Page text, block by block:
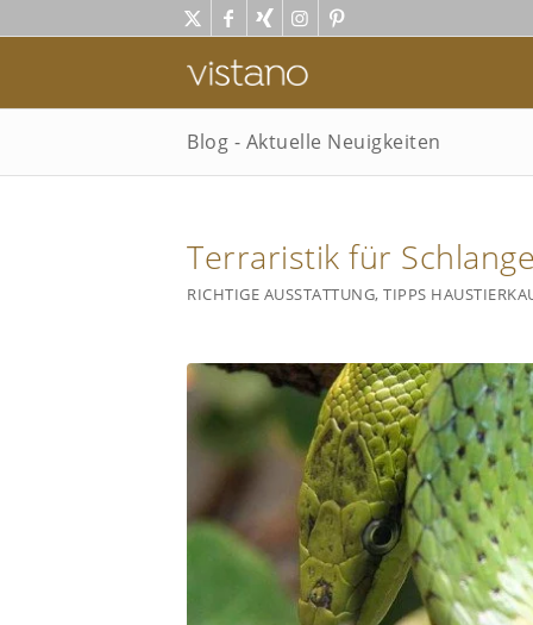
Blog - Aktuelle Neuigkeiten
Terraristik für
RICHTIGE AUSSTATTUNG, TIPPS